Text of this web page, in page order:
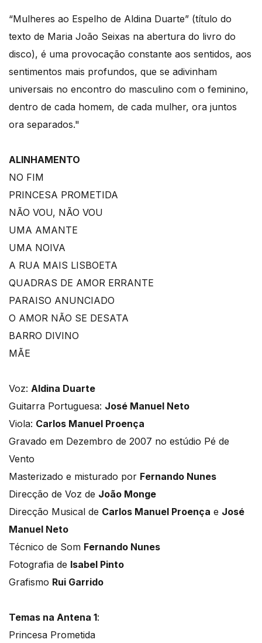
“Mulheres ao Espelho de Aldina Duarte” (título do
texto de Maria João Seixas na abertura do livro do
disco), é uma provocação constante aos sentidos, aos
sentimentos mais profundos, que se adivinham
universais no encontro do masculino com o feminino,
dentro de cada homem, de cada mulher, ora juntos
ora separados."
ALINHAMENTO
NO FIM
PRINCESA PROMETIDA
NÃO VOU, NÃO VOU
UMA AMANTE
UMA NOIVA
A RUA MAIS LISBOETA
QUADRAS DE AMOR ERRANTE
PARAISO ANUNCIADO
O AMOR NÃO SE DESATA
BARRO DIVINO
MÃE
Voz: Aldina Duarte
Guitarra Portuguesa: José Manuel Neto
Viola: Carlos Manuel Proença
Gravado em Dezembro de 2007 no estúdio Pé de
Vento
Masterizado e misturado por Fernando Nunes
Direcção de Voz de João Monge
Direcção Musical de Carlos Manuel Proença e José
Manuel Neto
Técnico de Som Fernando Nunes
Fotografia de Isabel Pinto
Grafismo Rui Garrido
Temas na Antena 1:
Princesa Prometida